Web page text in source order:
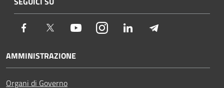
Facebook Twitter YoutubeInstagramLinkedIn
AMMINISTRAZIONE
Organi di Governo